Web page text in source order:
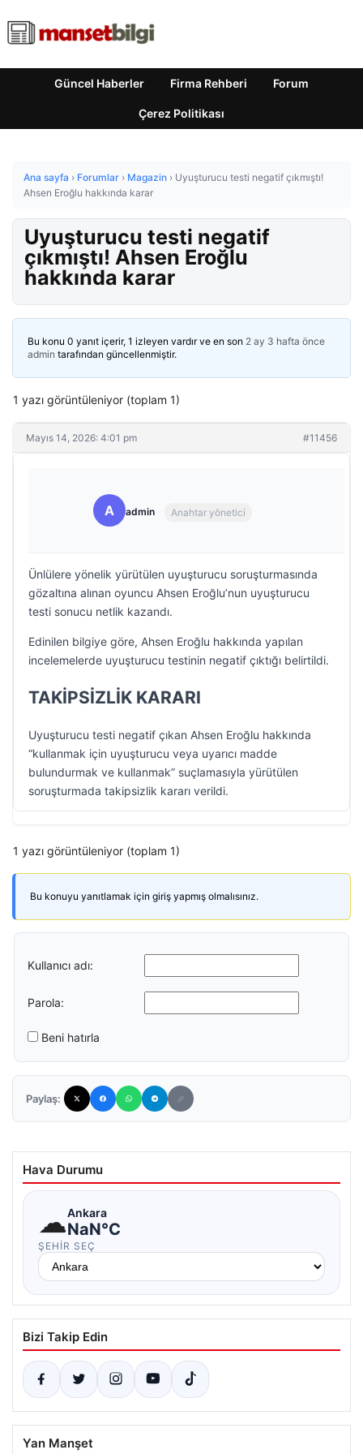
Güncel Haberler Firma Rehberi Forum
Çerez Politikası
Ana sayfa › Forumlar › Magazin › Uyuşturucu testi negatif çıkmıştı!
Ahsen Eroğlu hakkında karar
Uyuşturucu testi negatif
çıkmıştı! Ahsen Eroğlu
hakkında karar
Bu konu 0 yanıt içerir, 1 izleyen vardır ve en son 2 ay 3 hafta önce
admin tarafından güncellenmiştir.
1 yazı görüntüleniyor (toplam 1)
Mayıs 14, 2026: 4:01 pm #11456
A admin Anahtar yönetici
Ünlülere yönelik yürütülen uyuşturucu soruşturmasında
gözaltına alınan oyuncu Ahsen Eroğlu’nun uyuşturucu
testi sonucu netlik kazandı.
Edinilen bilgiye göre, Ahsen Eroğlu hakkında yapılan
incelemelerde uyuşturucu testinin negatif çıktığı belirtildi.
TAKİPSİZLİK KARARI
Uyuşturucu testi negatif çıkan Ahsen Eroğlu hakkında
“kullanmak için uyuşturucu veya uyarıcı madde
bulundurmak ve kullanmak” suçlamasıyla yürütülen
soruşturmada takipsizlik kararı verildi.
1 yazı görüntüleniyor (toplam 1)
Bu konuyu yanıtlamak için giriş yapmış olmalısınız.
Kullanıcı adı:
Parola:
Beni hatırla
Paylaş:
Hava Durumu
☁Ankara
NaN°C
ŞEHIR SEÇ
Bizi Takip Edin
Yan Manşet